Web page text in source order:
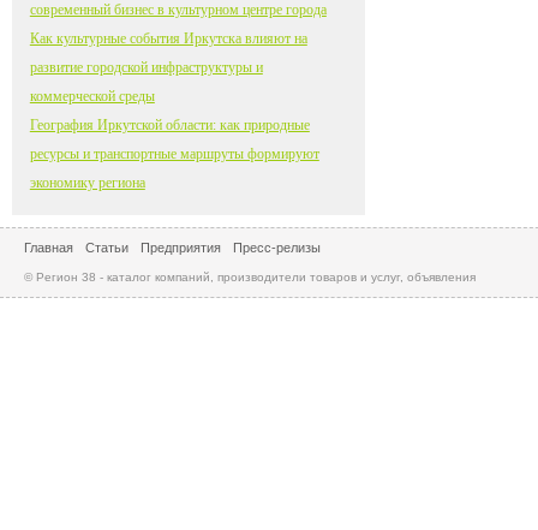
современный бизнес в культурном центре города
Как культурные события Иркутска влияют на
развитие городской инфраструктуры и
коммерческой среды
География Иркутской области: как природные
ресурсы и транспортные маршруты формируют
экономику региона
Главная Статьи Предприятия Пресс-релизы
© Регион 38 - каталог компаний, производители товаров и услуг, объявления